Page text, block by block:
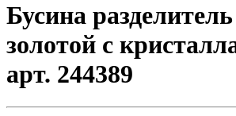
Бусина
золотой с
арт. 244389